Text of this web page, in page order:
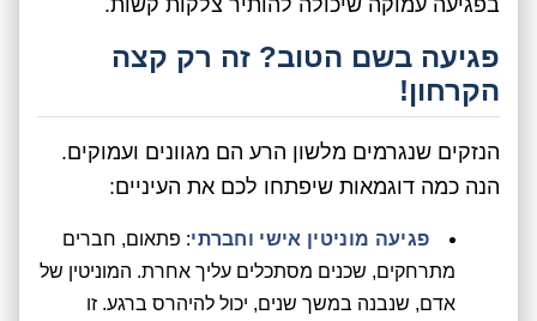
בפגיעה עמוקה שיכולה להותיר צלקות קשות.
פגיעה בשם הטוב? זה רק קצה
הקרחון!
הנזקים שנגרמים מלשון הרע הם מגוונים ועמוקים.
הנה כמה דוגמאות שיפתחו לכם את העיניים:
פגיעה מוניטין אישי וחברתי: פתאום, חברים
מתרחקים, שכנים מסתכלים עליך אחרת. המוניטין של
אדם, שנבנה במשך שנים, יכול להיהרס ברגע. זו